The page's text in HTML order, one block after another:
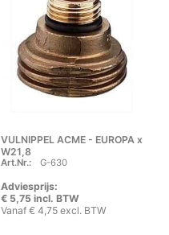
VULNIPPEL ACME - EUROPA x
W21,8
Art.Nr.: G-630
Adviesprijs:
€ 5,75 incl. BTW
Vanaf € 4,75 excl. BTW